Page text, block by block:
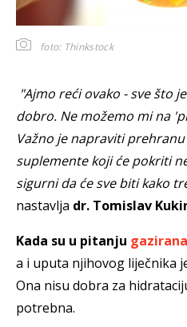
foto: Thinkstock
"Ajmo reći ovako - sve što
dobro. Ne možemo mi na
Važno je napraviti
suplemente koji će pokriti
sigurni da će sve biti kako
nastavlja dr. Tomislav
Kada su u pitanju
a i uputa njihovog liječnika
Ona nisu dobra za
potrebna.